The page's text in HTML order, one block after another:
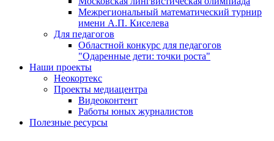
Межрегиональный математический турнир
имени А.П. Киселева
Для педагогов
Областной конкурс для педагогов
"Одаренные дети: точки роста"
Наши проекты
Неокортекс
Проекты медиацентра
Видеоконтент
Работы юных журналистов
Полезные ресурсы